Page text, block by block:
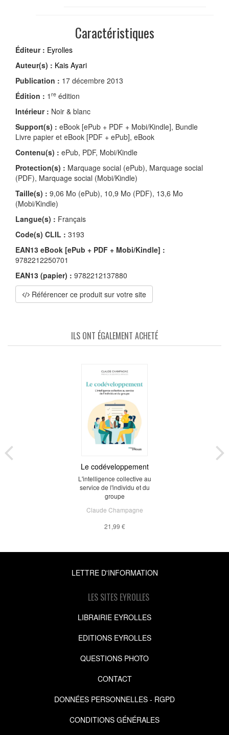
Caractéristiques
Éditeur : Eyrolles
Auteur(s) : Kais Ayari
Publication : 17 décembre 2013
Édition : 1 re édition
Intérieur : Noir & blanc
Support(s) : eBook [ePub + PDF + Mobi/Kindle], Bundle
Livre papier et eBook [PDF + ePub], eBook
Contenu(s) : ePub, PDF, Mobi/Kindle
Protection(s) : Marquage social (ePub), Marquage social
(PDF), Marquage social (Mobi/Kindle)
Taille(s) : 9,06 Mo (ePub), 10,9 Mo (PDF), 13,6 Mo
(Mobi/Kindle)
Langue(s) : Français
Code(s) CLIL : 3193
EAN13 eBook [ePub + PDF + Mobi/Kindle] :
9782212250701
EAN13 (papier) : 9782212137880
Référencer ce produit sur votre site
ILS ONT ÉGALEMENT ACHETÉ
Le codéveloppement
L'intelligence collective au
service de l'individu et du
groupe
Claude Champagne
21,99 €
LETTRE D'INFORMATION
LES SITES EYROLLES
LIBRAIRIE EYROLLES
EDITIONS EYROLLES
QUESTIONS PHOTO
CONTACT
DONNÉES PERSONNELLES - RGPD
CONDITIONS GÉNÉRALES